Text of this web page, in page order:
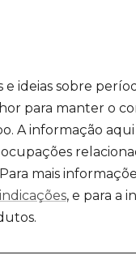
ideias sobre
para manter o
A informação aqui
mais
, e para a